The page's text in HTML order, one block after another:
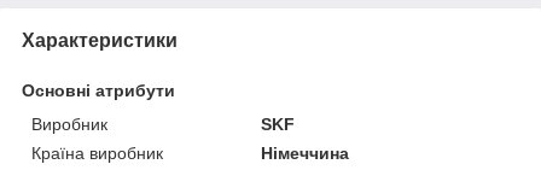
Характеристики
Основні атрибути
Виробник
SKF
Країна виробник
Німеччина